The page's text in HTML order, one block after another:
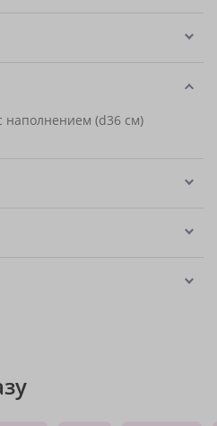
(d36 см)